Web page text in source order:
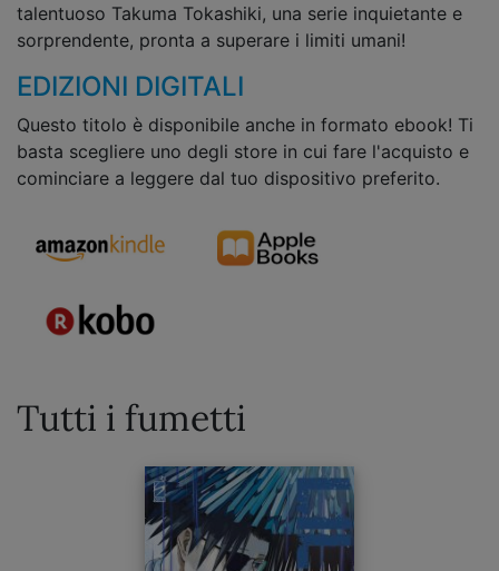
talentuoso Takuma Tokashiki, una serie inquietante e
sorprendente, pronta a superare i limiti umani!
EDIZIONI DIGITALI
Questo titolo è disponibile anche in formato ebook! Ti
basta scegliere uno degli store in cui fare l'acquisto e
cominciare a leggere dal tuo dispositivo preferito.
Tutti i fumetti